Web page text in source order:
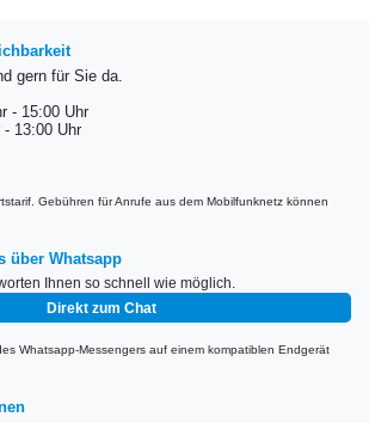
gern für Sie da.
- 15:00 Uhr
- 13:00 Uhr
Gebühren für Anrufe aus dem Mobilfunknetz können
über Whatsapp
Ihnen so schnell wie möglich.
Direkt zum Chat
Whatsapp-Messengers auf einem kompatiblen Endgerät